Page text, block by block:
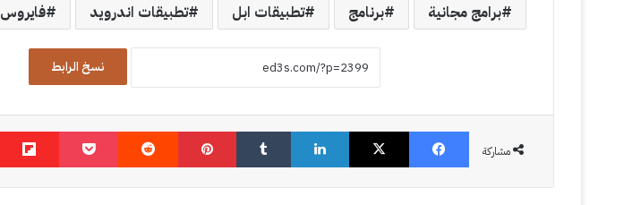
a
h
a
برامج مجانية برنامج تطبيقات ابل تطبيقات اندرويد فايروس
نسخ الرابط
مشاركة
فيسبوك ‫X لينكدإن ‏Tumblr بينتيريست ‏Reddit
‫Pocket